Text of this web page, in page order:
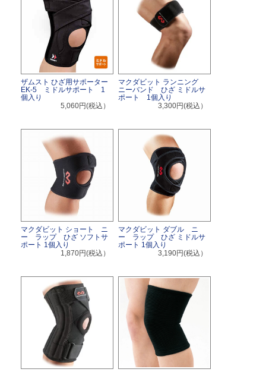
ザムスト ひざ用サポーター
EK-5 ミドルサポート 1
個入り
5,060円(税込）
マクダビット ランニング
ニーバンド ひざ ミドルサ
ポート 1個入り
3,300円(税込）
マクダビット ショート ニ
ー ラップ ひざ ソフトサ
ポート 1個入り
1,870円(税込）
マクダビット ダブル ニ
ー ラップ ひざ ミドルサ
ポート 1個入り
3,190円(税込）